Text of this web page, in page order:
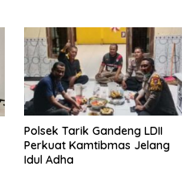
Polsek Tarik Gandeng LDII
Perkuat Kamtibmas Jelang
Idul Adha